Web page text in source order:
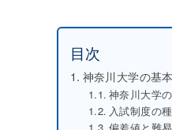
目次
神奈川大学の基
神奈川大学
入試制度の
偏差値と難